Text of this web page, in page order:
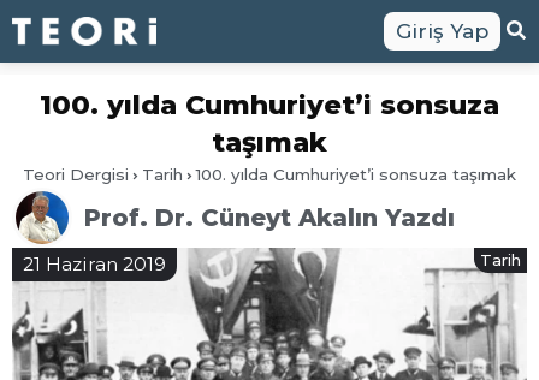
Giriş Yap
100. yılda Cumhuriyet’i sonsuza
taşımak
Teori Dergisi Tarih 100. yılda Cumhuriyet’i sonsuza taşımak
Prof. Dr. Cüneyt Akalın Yazdı
21 Haziran 2019 Tarih